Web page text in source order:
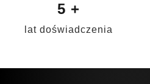
5 +
lat doświadczenia